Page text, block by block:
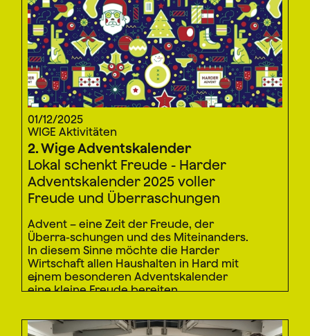
01/12/2025
WIGE Aktivitäten
2. Wige Adventskalender
Lokal schenkt Freude - Harder
Adventskalender 2025 voller
Freude und Überraschungen
Advent – eine Zeit der Freude, der
Überra-schungen und des Miteinanders.
In diesem Sinne möchte die Harder
Wirtschaft allen Haushalten in Hard mit
einem besonderen Adventskalender
eine kleine Freude bereiten.